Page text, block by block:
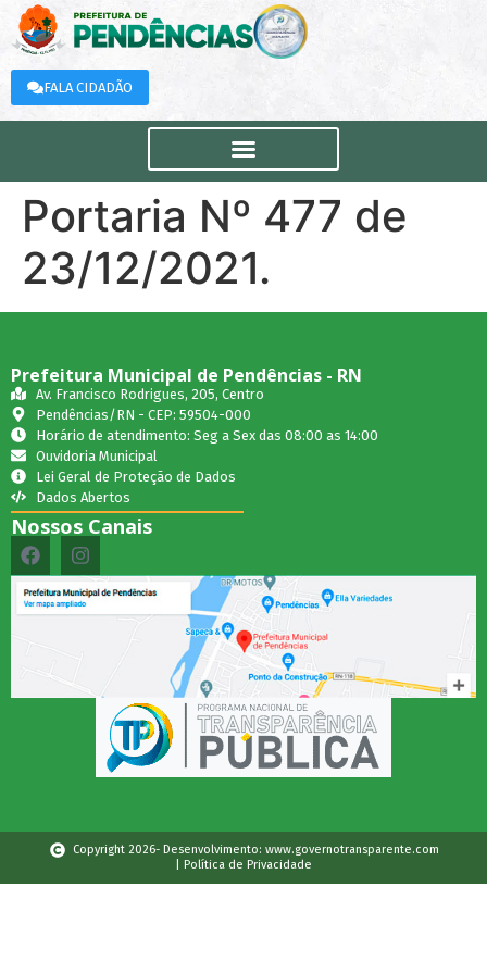
FALA CIDADÃO
Portaria Nº 477 de
23/12/2021.
Prefeitura Municipal de Pendências - RN
Av. Francisco Rodrigues, 205, Centro
Pendências/RN - CEP: 59504-000
Horário de atendimento: Seg a Sex das 08:00 as 14:00
Ouvidoria Municipal
Lei Geral de Proteção de Dados
Dados Abertos
Nossos Canais
Copyright 2026- Desenvolvimento: www.governotransparente.com
| Política de Privacidade